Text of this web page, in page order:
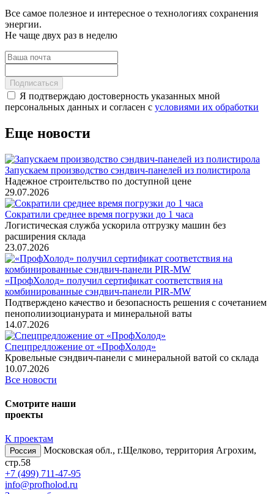
Все самое полезное и интересное о технологиях сохранения
энергии.
Не чаще двух раз в неделю
Подписаться
Я подтверждаю достоверность указанных мной
персональных данных и согласен с условиями их обработки
Еще новости
Запускаем производство сэндвич-панелей из полистирола
Надежное строительство по доступной цене
29.07.2026
Сократили среднее время погрузки до 1 часа
Логистическая служба ускорила отгрузку машин без
расширения склада
23.07.2026
«ПрофХолод» получил сертификат соответствия на
комбинированные сэндвич‑панели PIR‑MW
Подтверждено качество и безопасность решения с сочетанием
пенополиизоцианурата и минеральной ваты
14.07.2026
Спецпредложение от «ПрофХолод»
Кровельные сэндвич-панели с минеральной ватой со склада
10.07.2026
Все новости
Смотрите наши
проекты
К проектам
Россия
Московская обл., г.Щелково, территория Агрохим,
стр.58
+7 (499) 711-47-95
info@profholod.ru